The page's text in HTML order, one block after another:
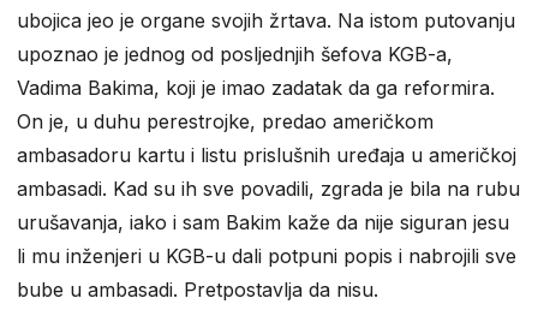
ubojica jeo je organe svojih žrtava. Na istom putovanju
upoznao je jednog od posljednjih šefova KGB-a,
Vadima Bakima, koji je imao zadatak da ga reformira.
On je, u duhu perestrojke, predao američkom
ambasadoru kartu i listu prislušnih uređaja u američkoj
ambasadi. Kad su ih sve povadili, zgrada je bila na rubu
urušavanja, iako i sam Bakim kaže da nije siguran jesu
li mu inženjeri u KGB-u dali potpuni popis i nabrojili sve
bube u ambasadi. Pretpostavlja da nisu.